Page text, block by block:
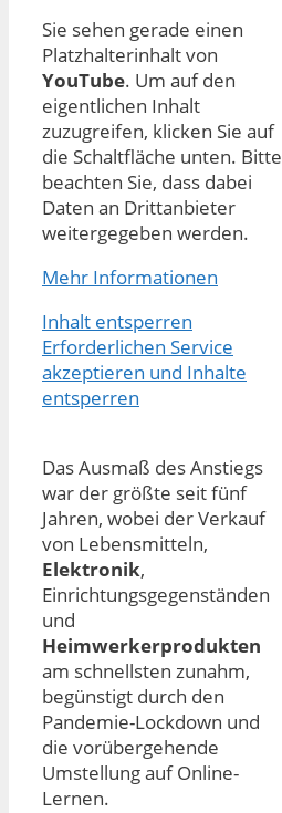
Sie sehen gerade einen
Platzhalterinhalt von
YouTube. Um auf den
eigentlichen Inhalt
zuzugreifen, klicken Sie auf
die Schaltfläche unten. Bitte
beachten Sie, dass dabei
Daten an Drittanbieter
weitergegeben werden.
Mehr Informationen
Inhalt entsperren
Erforderlichen Service
akzeptieren und Inhalte
entsperren
Das Ausmaß des Anstiegs
war der größte seit fünf
Jahren, wobei der Verkauf
von Lebensmitteln,
Elektronik,
Einrichtungsgegenständen
und
Heimwerkerprodukten
am schnellsten zunahm,
begünstigt durch den
Pandemie-Lockdown und
die vorübergehende
Umstellung auf Online-
Lernen.